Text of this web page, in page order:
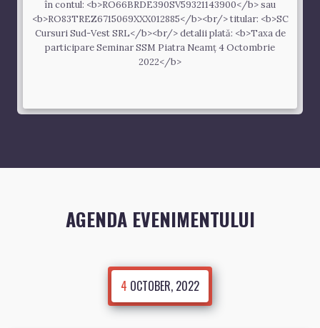
în contul: <b>RO66BRDE390SV59321143900</b> sau
<b>RO83TREZ6715069XXX012885</b><br/> titular: <b>SC
Cursuri Sud-Vest SRL</b><br/> detalii plată: <b>Taxa de
participare Seminar SSM Piatra Neamț 4 Octombrie
2022</b>
AGENDA EVENIMENTULUI
4 OCTOBER, 2022